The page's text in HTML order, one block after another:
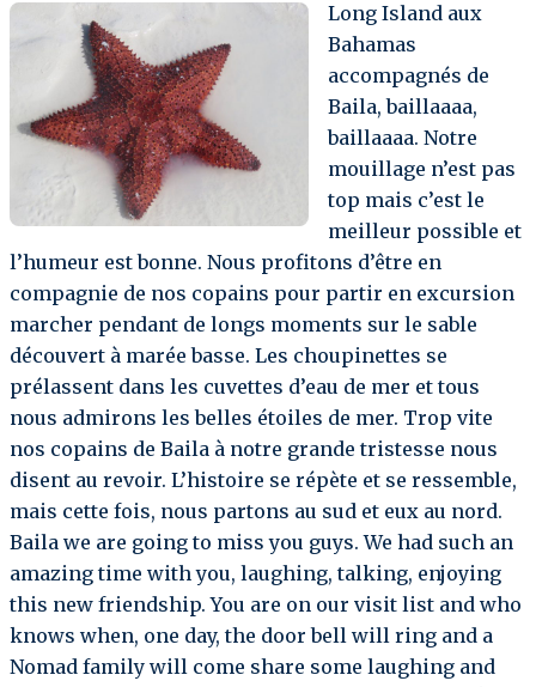
Long Island aux
Bahamas
accompagnés de
Baila, baillaaaa,
baillaaaa. Notre
mouillage n’est pas
top mais c’est le
meilleur possible et
l’humeur est bonne. Nous profitons d’être en
compagnie de nos copains pour partir en excursion
marcher pendant de longs moments sur le sable
découvert à marée basse. Les choupinettes se
prélassent dans les cuvettes d’eau de mer et tous
nous admirons les belles étoiles de mer. Trop vite
nos copains de Baila à notre grande tristesse nous
disent au revoir. L’histoire se répète et se ressemble,
mais cette fois, nous partons au sud et eux au nord.
Baila we are going to miss you guys. We had such an
amazing time with you, laughing, talking, enjoying
this new friendship. You are on our visit list and who
knows when, one day, the door bell will ring and a
Nomad family will come share some laughing and